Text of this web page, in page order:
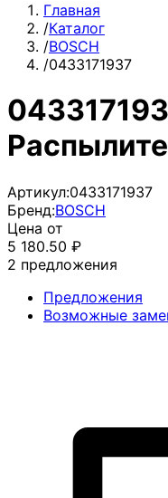
Главная
/Каталог
/BOSCH
/0433171937
Артикул:0433171937
Бренд:BOSCH
Цена от
5 180.50 ₽
2 предложения
Предложения
Возможные